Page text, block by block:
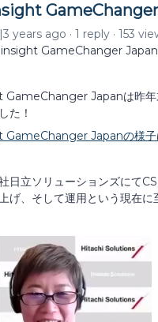
GameChanger
years ago 1 reply
153
GameChanger Japan
GameChanger Japanは昨年
た！
GameChanger Japanの様子
日立ソリューションズにて
げ、そして運用という現在に